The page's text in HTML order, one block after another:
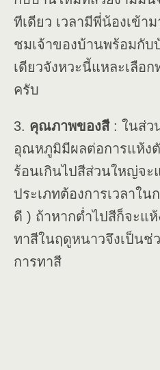
ทีเดียว เวลามีพี่น้องเข้า
ชมเจ้าของบ้านพร้อมกับ
เดียวจังหวะนี้แหละเลือก
ครับ
3. คุณภาพของสี: ในส่ว
อุณหภูมิมีผลต่อการแห้ง
ร้อนเกินไปสีส่วนใหญ่จะ
ประเภทต้องการเวลาใ
ดี ) ถ้าหากต่ำไปสีก็จะแ
ทาสีในฤดูหนาวจึงเป็นช่
การทาสี